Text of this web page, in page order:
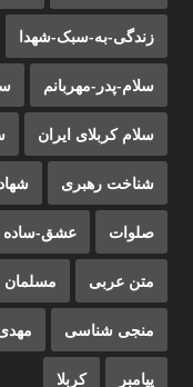
زندگی-به-سبک-شهدا
سلام-پدر-مهربانم
سلام کربلای ایران
شناخت رهبری
صلوات عشق-ساده
متن عربی مسلمان
منجی شناسی
پیامبر کربلا